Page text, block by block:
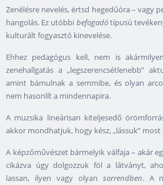
Zenélésre nevelés, értsd hegedűóra – vagy
hangolás. Ez utóbbi befogadótípusú
kulturált fogyasztó kinevelése.
Ehhez pedagógus kell, nem is
zenehallgatás a „legszerencsétlenebb”
amint bámulnak a semmibe, és olyan
nem hasonlít a mindennapira.
A muzsika lineárisan kiteljesedő
akkor mondhatjuk, hogy kész, „lássuk”
A képzőművészet bármelyik válfaja – akár
cikázva úgy dolgozzuk föl a látványt,
lassan, ilyen vagy olyan sorrendben. A